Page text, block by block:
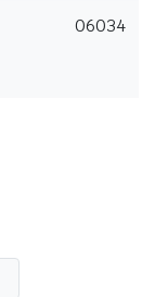
06034